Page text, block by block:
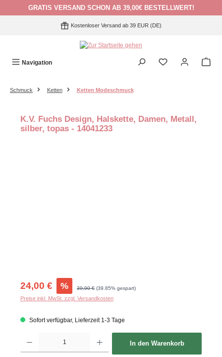
Zum Hauptinhalt springen
GRATIS VERSAND SCHON AB 39,00€ BESTELLWERT!
Kostenloser Versand ab 39 EUR (DE)
Navigation
Schmuck Ketten Ketten Modeschmuck
K.V. Fuchs Design, Halskette, Damen, Metall,
silber, topas - 14041233
Verkaufspreis:
24,00 € % Regulärer Preis:
39,90 € (39.85% gespart)
Preise inkl. MwSt. zzgl. Versandkosten
Sofort verfügbar, Lieferzeit 1-3 Tage
In den Warenkorb